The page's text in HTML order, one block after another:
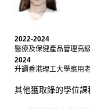
2022-2024
醫療及保健產品管理高
2024
升讀香港理工大學應用
其他獲取錄的學位課